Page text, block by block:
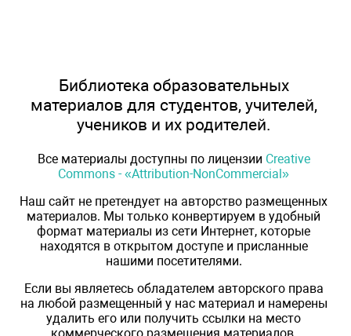
Библиотека образовательных
материалов для студентов, учителей,
учеников и их родителей.
Все материалы доступны по лицензии Creative
Commons - «Attribution-NonCommercial»
Наш сайт не претендует на авторство размещенных
материалов. Мы только конвертируем в удобный
формат материалы из сети Интернет, которые
находятся в открытом доступе и присланные
нашими посетителями.
Если вы являетесь обладателем авторского права
на любой размещенный у нас материал и намерены
удалить его или получить ссылки на место